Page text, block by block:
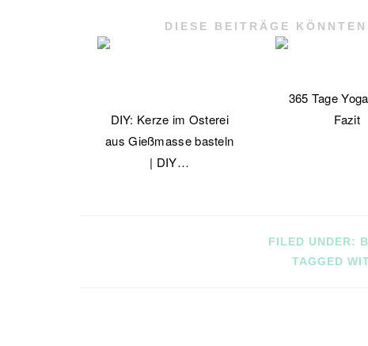
DIESE BEITRÄGE
DIY: Kerze im Osterei
aus Gießmasse basteln
| DIY…
365 Tage
Fazit
FILED UNDER:
TAGGED